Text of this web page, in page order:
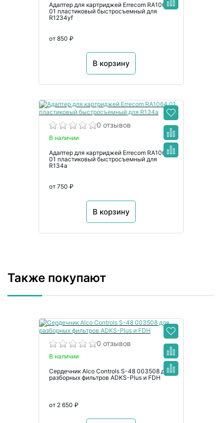
Адаптер для картриджей Errecom RA1068
01 пластиковый быстросъемный для
R1234yf
от 850 ₽
В корзину
0 отзывов
В наличии
Адаптер для картриджей Errecom RA1064
01 пластиковый быстросъемный для
R134a
от 750 ₽
В корзину
Также покупают
0 отзывов
В наличии
Сердечник Alco Controls S-48 003508 для
разборных фильтров ADKS-Plus и FDH
от 2 650 ₽